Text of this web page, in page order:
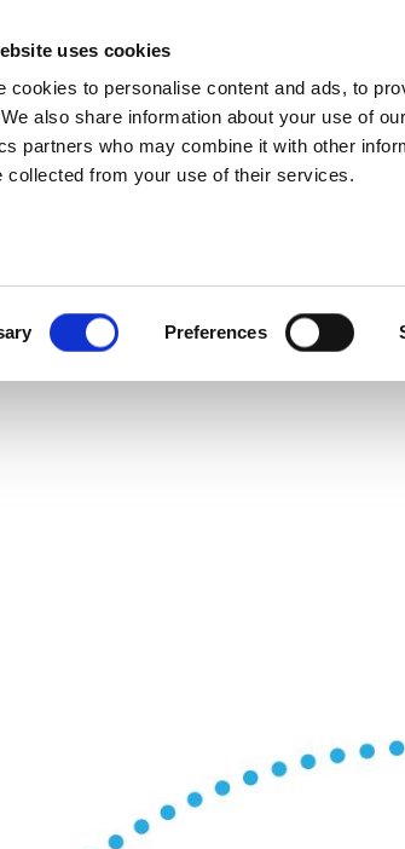
uses cookies
cookies to personalise content and ads, to
also share information about your use of
partners who may combine it with other
collected from your use of their services.
Preferences
DIVISIONI DEL GRUPPO
PRODOTTI SERVIZI